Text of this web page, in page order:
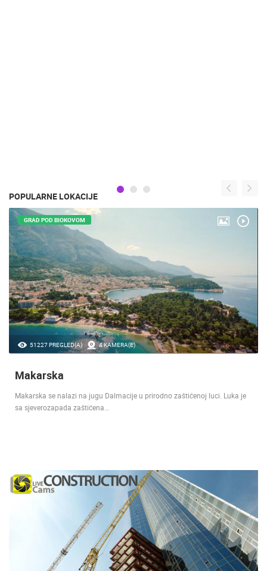
POPULARNE LOKACIJE
51227 PREGLED(A) 4 KAMERA(E)
GRAD POD BIOKOVOM
Makarska
Makarska se nalazi na jugu Dalmacije u prirodno zaštićenoj luci. Luka je
sa sjeverozapada zaštićena…